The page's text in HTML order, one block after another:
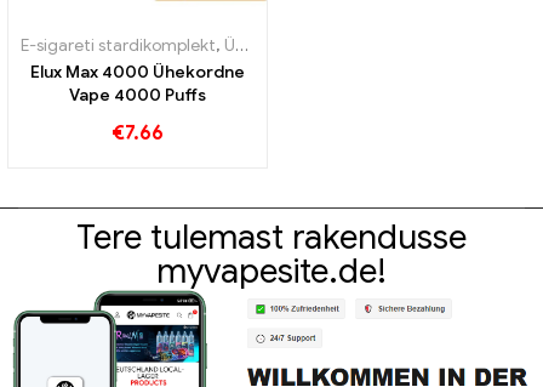
E-sigareti stardikomplekt, Ühekordsed e-sigaretid
Elux Max 4000 Ühekordne
Vape 4000 Puffs
€7.66
Tere tulemast rakendusse
myvapesite.de!